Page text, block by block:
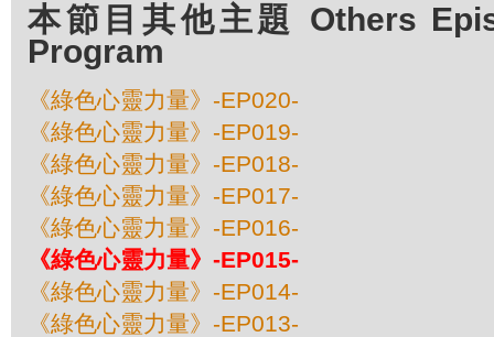
本節目其他主題 Others
Program
《綠色心靈力量》-EP020-
《綠色心靈力量》-EP019-
《綠色心靈力量》-EP018-
《綠色心靈力量》-EP017-
《綠色心靈力量》-EP016-
《綠色心靈力量》-EP015-
《綠色心靈力量》-EP014-
《綠色心靈力量》-EP013-